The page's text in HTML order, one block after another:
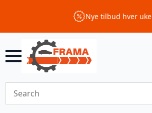
Nye tilbud hver uke